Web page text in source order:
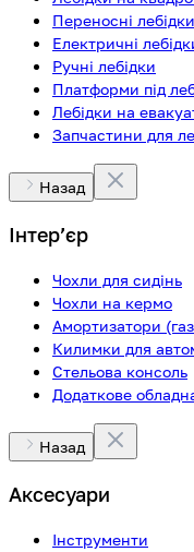
Переносні лебідки
Електричні
Ручні лебідки
Платформи під
Лебідки на
Запчастини для
Назад
Інтерʼєр
Чохли для сидінь
Чохли на кермо
Амортизатори
Килимки для
Стельова консоль
Додаткове
Назад
Аксесуари
Інструменти